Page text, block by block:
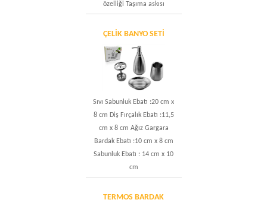
özelliği Taşıma askısı
ÇELIK BANYO SETI
Sıvı Sabunluk Ebatı :20 cm x
8 cm Diş Fırçalık Ebatı :11,5
cm x 8 cm Ağız Gargara
Bardak Ebatı :10 cm x 8 cm
Sabunluk Ebatı : 14 cm x 10
cm
TERMOS BARDAK